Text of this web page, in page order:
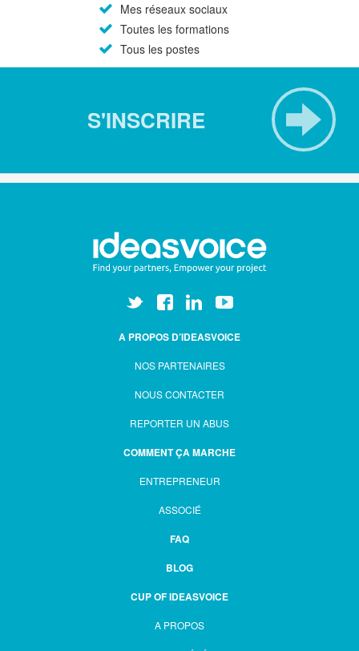
Mes réseaux sociaux
Toutes les formations
Tous les postes
S'INSCRIRE
A PROPOS D’IDEASVOICE
NOS PARTENAIRES
NOUS CONTACTER
REPORTER UN ABUS
COMMENT ÇA MARCHE
ENTREPRENEUR
ASSOCIÉ
FAQ
BLOG
CUP OF IDEASVOICE
A PROPOS